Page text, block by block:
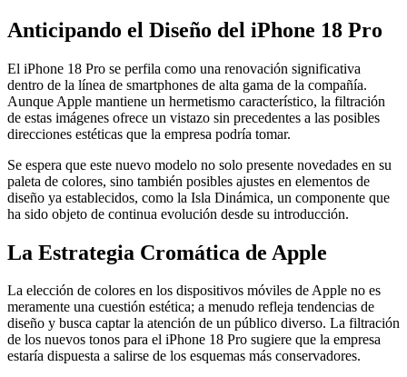
Anticipando el Diseño del iPhone 18 Pro
El iPhone 18 Pro se perfila como una renovación significativa
dentro de la línea de smartphones de alta gama de la compañía.
Aunque Apple mantiene un hermetismo característico, la filtración
de estas imágenes ofrece un vistazo sin precedentes a las posibles
direcciones estéticas que la empresa podría tomar.
Se espera que este nuevo modelo no solo presente novedades en su
paleta de colores, sino también posibles ajustes en elementos de
diseño ya establecidos, como la Isla Dinámica, un componente que
ha sido objeto de continua evolución desde su introducción.
La Estrategia Cromática de Apple
La elección de colores en los dispositivos móviles de Apple no es
meramente una cuestión estética; a menudo refleja tendencias de
diseño y busca captar la atención de un público diverso. La filtración
de los nuevos tonos para el iPhone 18 Pro sugiere que la empresa
estaría dispuesta a salirse de los esquemas más conservadores.